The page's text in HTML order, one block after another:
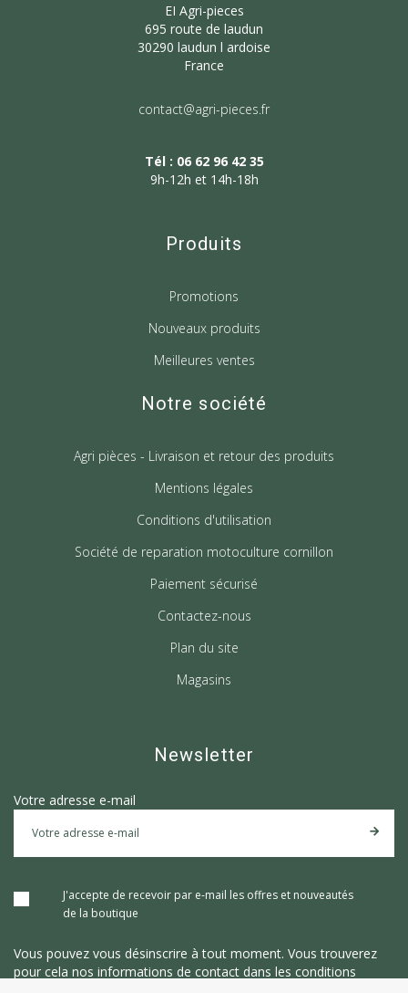
EI Agri-pieces
695 route de laudun
30290 laudun l ardoise
France
contact@agri-pieces.fr
Tél : 06 62 96 42 35
9h-12h et 14h-18h
Produits
Promotions
Nouveaux produits
Meilleures ventes
Notre société
Agri pièces - Livraison et retour des produits
Mentions légales
Conditions d'utilisation
Société de reparation motoculture cornillon
Paiement sécurisé
Contactez-nous
Plan du site
Magasins
Newsletter
Votre adresse e-mail
J'accepte de recevoir par e-mail les offres et nouveautés
de la boutique
Vous pouvez vous désinscrire à tout moment. Vous trouverez
pour cela nos informations de contact dans les conditions